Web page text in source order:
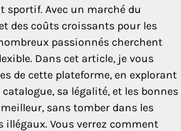
sportif. Avec un marché du
des coûts croissants pour les
passionnés cherchent
Dans cet article, je vous
de cette plateforme, en explorant
sa légalité, et les bonnes
sans tomber dans les
illégaux. Vous verrez comment